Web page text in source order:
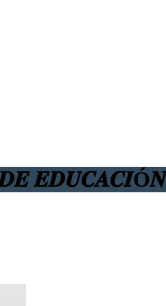
𝑬𝑫𝑼𝑪𝑨𝑪𝑰Ó𝑵